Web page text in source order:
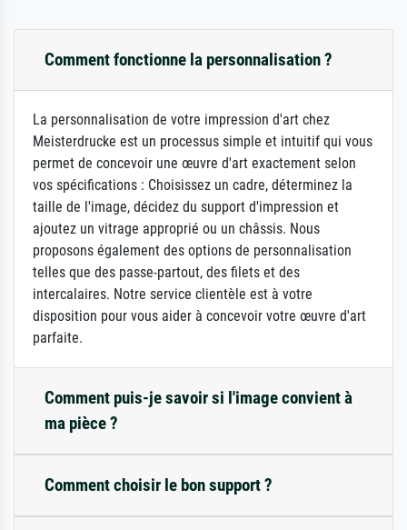
Comment fonctionne la personnalisation ?
La personnalisation de votre impression d'art chez
Meisterdrucke est un processus simple et intuitif qui vous
permet de concevoir une œuvre d'art exactement selon
vos spécifications : Choisissez un cadre, déterminez la
taille de l'image, décidez du support d'impression et
ajoutez un vitrage approprié ou un châssis. Nous
proposons également des options de personnalisation
telles que des passe-partout, des filets et des
intercalaires. Notre service clientèle est à votre
disposition pour vous aider à concevoir votre œuvre d'art
parfaite.
Comment puis-je savoir si l'image convient à
ma pièce ?
Comment choisir le bon support ?